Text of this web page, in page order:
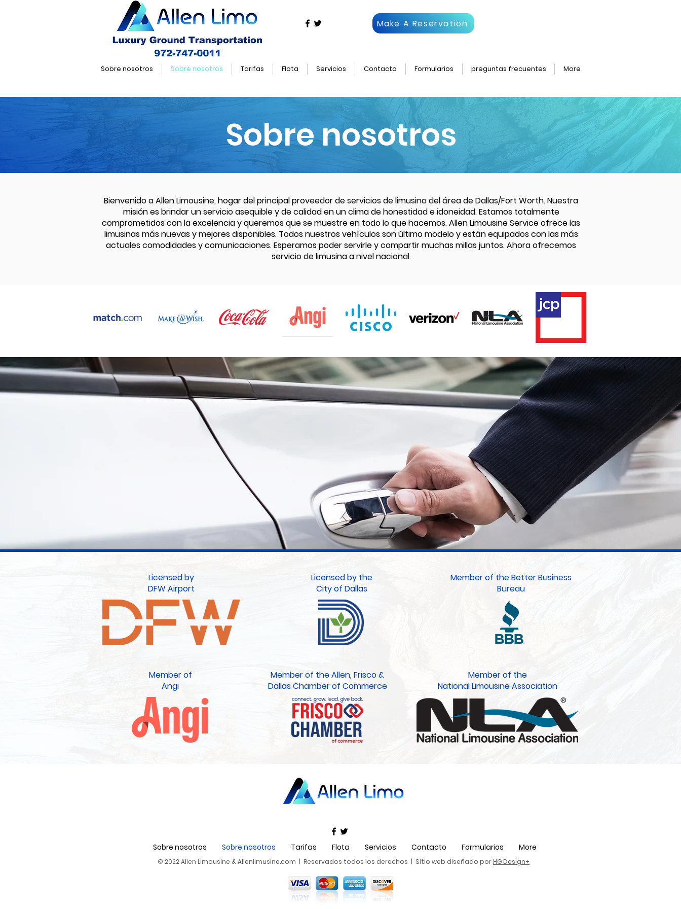
Make A Reservation
Sobre nosotros Sobre nosotros Tarifas Flota Servicios Contacto Formularios preguntas frecuentes More
Sobre nosotros
Bienvenido a Allen Limousine, hogar del principal proveedor de servicios de limusina del área de Dallas/Fort Worth. Nuestra
misión es brindar un servicio asequible y de calidad en un clima de honestidad e idoneidad. Estamos totalmente
comprometidos con la excelencia y queremos que se muestre en todo lo que hacemos. Allen Limousine Service ofrece las
limusinas más nuevas y mejores disponibles. Todos nuestros vehículos son último modelo y están equipados con las más
actuales comodidades y comunicaciones. Esperamos poder servirle y compartir muchas millas juntos. Ahora ofrecemos
servicio de limusina a nivel nacional.
Licensed by
DFW Airport
Member of
Angi
Licensed by the
City of Dallas
Member of the Allen, Frisco &
Dallas Chamber of Commerce
Member of the Better Business
Bureau
Member of the
National Limousine Association
Sobre nosotros Sobre nosotros Tarifas Flota Servicios Contacto Formularios More
© 2022 Allen Limousine & Allenlimusine.com | Reservados todos los derechos | Sitio web diseñado porHG Design+